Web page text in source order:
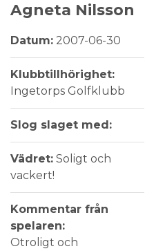
Agneta Nilsson
Datum: 2007-06-30
Klubbtillhörighet:
Ingetorps Golfklubb
Slog slaget med:
Vädret: Soligt och
vackert!
Kommentar från
spelaren:
Otroligt och